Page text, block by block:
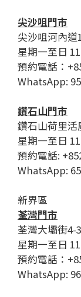
尖沙咀門市
尖沙咀河內道
星期一至日
預約電話：
WhatsApp:
鑽石山門市
鑽石山荷里
星期一至日
預約電話:
WhatsApp:
新界區
荃灣門市
荃灣大壩街4-
星期一至日
預約電話：
WhatsApp: